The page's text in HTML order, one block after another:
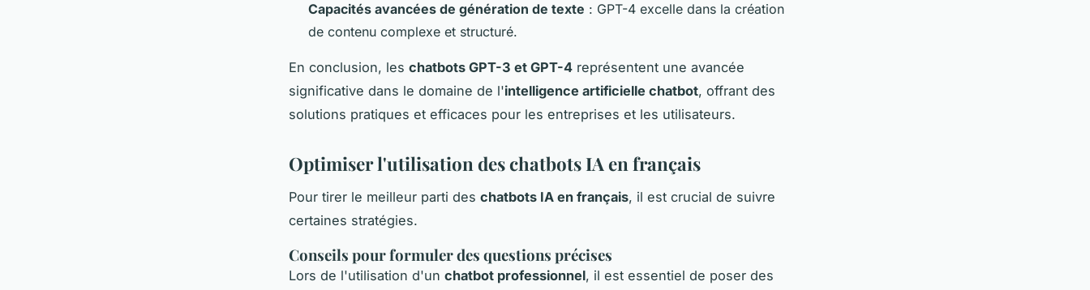
Capacités avancées de génération de texte : GPT-4 excelle dans la création
de contenu complexe et structuré.
En conclusion, les chatbots GPT-3 et GPT-4 représentent une avancée
significative dans le domaine de l'intelligence artificielle chatbot, offrant des
solutions pratiques et efficaces pour les entreprises et les utilisateurs.
Optimiser l'utilisation des chatbots IA en français
Pour tirer le meilleur parti des chatbots IA en français, il est crucial de suivre
certaines stratégies.
Conseils pour formuler des questions précises
Lors de l'utilisation d'un chatbot professionnel, il est essentiel de poser des